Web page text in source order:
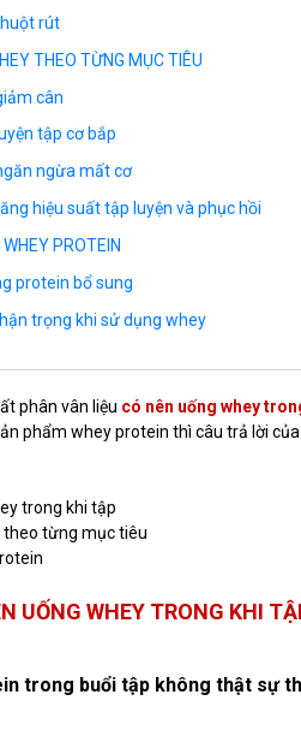
rút
THEO TỪNG MỤC TIÊU
cân
tập cơ bắp
ngừa mất cơ
hiệu suất tập luyện và phục hồi
PROTEIN
protein bổ sung
trọng khi sử dụng whey
phân vân liệu có nên uống whey
phẩm whey protein thì câu trả lời
trong khi tập
theo từng mục tiêu
UỐNG WHEY TRONG KHI
trong buổi tập không thật sự